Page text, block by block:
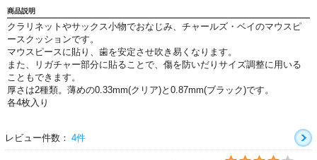
商品説明
クラリネットやサックス小物でおなじみ、チャールズ・ベイのマウスピ
ースクッションです。
マウスピースに貼り、歯を安定させ吹き易くなります。
また、リガチャー部分に貼ることで、傷を防いだりサイズ調整に用いる
こともできます。
厚さは2種類。薄めの0.33mm(クリア)と0.87mm(ブラック)です。
各4枚入り
レビュー件数： 4件
よくあるご質問 会社紹介
特定商取引法 プライバシー・ポリシー